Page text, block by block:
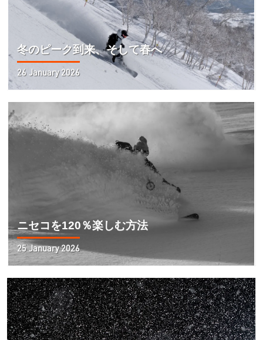
冬のピーク到来、そして春へ
26 January 2026
ニセコを120％楽しむ方法
25 January 2026